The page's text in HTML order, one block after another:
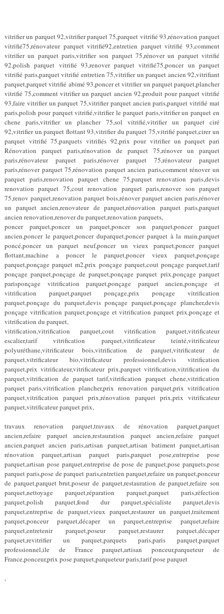
vitrifier un parquet 92,vitrifier parquet 75,parquet vitrifié 93,rénovation parquet
vitrifié75,rénovateur parquet vitrifié92,entretien parquet vitrifié 93,comment
vitrifier un parquet paris,vitrifier son parquet 75,rénover un parquet vitrifié
92,polish parquet vitrifié 93,renover parquet vitrifié75,poncer un parquet
vitrifié paris,parquet vitrifié entretien 75,vitrifier un parquet ancien 92,vitrifiant
parquet,parquet vitrifié abimé 93,poncer et vitrifier un parquet parquet,plancher
vitrifié 75,comment vitrifier un parquet ancien 92,produit pour parquet vitrifié
93,faire vitrifier un parquet 75,vitrifier parquet ancien paris,parquet vitrifié mat
paris,polish pour parquet vitrifié,vitrifier le parquet paris,vitrifier un parquet en
chene paris,vitrifier un plancher 75,sol vitrifié,vitrifier un parquet ciré
92,vitrifier un parquet flottant 93,vitrifier du parquet 75,vitrifié parquet,cirer un
parquet vitrifié 75,parquets vitrifiés 92,prix pour vitrifier un parquet pari
Rénovation parquet paris,rénovation de parquet 75,rénover un parquet
paris,rénovateur parquet paris,rénover parquet 75,rénovateur parquet
paris,rénover parquet 75,rénovation parquet ancien paris,comment rénover un
parquet paris,renovation parquet chene 75,parquet renovation paris,devis
renovation parquet 75,cout renovation parquet paris,renover son parquet
75,renov parquet,renovation parquet bois,rénover parquet ancien paris,rénover
un parquet ancien,renovateur de parquet,rénovation parquet paris,parquet
ancien renovation,renover du parquet,renovation parquets,
poncer parquet,poncer un parquet,poncer son parquet,poncer parquet
ancien,poncer le parquet,poncer duparquet,poncer parquet à la main,parquet
poncé,poncer un parquet neuf,poncer un vieux parquet,poncer parquet
flottant,machine a poncer le parquet,poncer vieux parquet,ponçage
parquet,ponçage parquet m2,prix ponçage parquet,cout ponçage parquet,tarif
ponçage parquet,ponçage de parquet,ponçage parquet prix,ponçage parquet
parisponçage vitrification parquet,ponçage parquet ancien,ponçage et
vitrification parquet,parquet ponçage,prix ponçage vitrification
parquet,ponçage du parquet,devis ponçage parquet,ponçage plancher,devis
ponçage vitrification parquet,ponçage et vitrification parquet prix,ponçage et
vitrification du parquet,
vitrification,vitrification parquet,cout vitrification parquet,vitrificateur
escalier,tarif vitrification parquet,vitrificateur teinté,vitrificateur
polyuréthane,vitrificateur bois,vitrification de parquet,vitrificateur de
parquet,vitrificateur bio,vitrificateur professionnel,devis vitrification
parquet,prix vitrificateur,vitrificateur prix,parquet vitrification,vitrification du
parquet,vitrification de parquet tarif,vitrification parquet chene,vitrification
parquet paris,vitrification plancher,prix renovation parquet,prix vitrification
parquet,vitrification parquet prix,rénovation parquet prix,prix vitrificateur
parquet,vitrificateur parquet prix,
travaux renovation parquet,travaux de rénovation parquet,parquet
ancien,refaire parquet ancien,restauration parquet ancien,refaire parquet
ancien,parquet ancien paris,artisan parquet,artisan batiment parquet,artisan
rénovation parquet,artisan parquet paris,parquet pose,entreprise pose
parquet,artisan pose parquet,entreprise de pose de parquet,pose parquets,pose
parquet paris,pose de parquet paris,entretien parquet,refaire un parquet,ponceur
de parquet,parquet brut,poseur de parquet,restauration de parquet,refaire son
parquet,nettoyage parquet,réparation parquet,parquet paris,réfection
parquet,polish parquet,fond dur parquet,spécialiste parquet,devis
parquet,entreprise de parquet,vieux parquet,restaurer un parquet,traitement
parquet,ponceur parquet,décaper un parquet,entreprise parquet,refaire
parquet,entretenir parquet,poseur parquet,restaurer parquet,décaper
parquet,revitrifier un parquet,parquets paris,paris parquet,parquet
professionnel,ile de France parquet,artisan ponceur,parqueteur de
France,ponceur,prix pose parquet,parqueteur paris,tarif pose parquet
,